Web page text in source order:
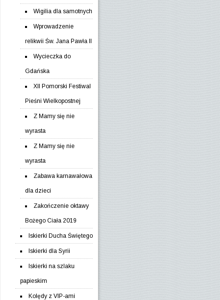
Wigilia dla samotnych
Wprowadzenie
relikwii Św. Jana Pawła II
Wycieczka do
Gdańska
XII Pomorski Festiwal
Pieśni Wielkopostnej
Z Mamy się nie
wyrasta
Z Mamy się nie
wyrasta
Zabawa karnawałowa
dla dzieci
Zakończenie oktawy
Bożego Ciała 2019
Iskierki Ducha Świętego
Iskierki dla Syrii
Iskierki na szlaku
papieskim
Kolędy z VIP-ami